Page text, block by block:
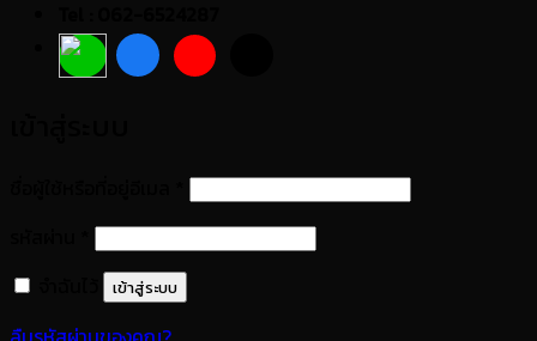
ต้องการ
ต้องการ
เข้าสู่ระบบ